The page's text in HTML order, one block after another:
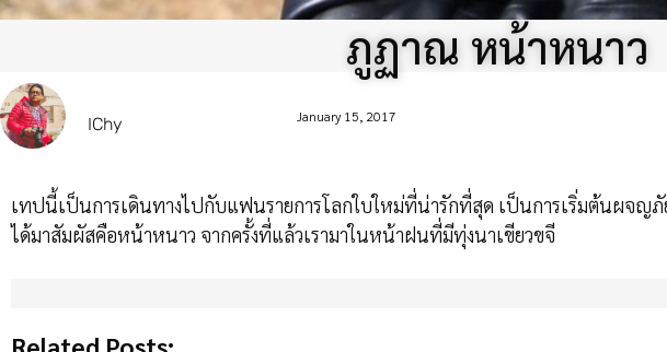
ภูฏาณ หน้าหนาว
IChy January 15, 2017
เทปนี้เป็นการเดินทางไปกับแฟนรายการโลกใบใหม่ที่น่ารักที่สุด เป็นการเริ่มต้นผจญ
ได้มาสัมผัสคือหน้าหนาว จากครั้งที่แล้วเรามาในหน้าฝนที่มีทุ่งนาเขียวขจี